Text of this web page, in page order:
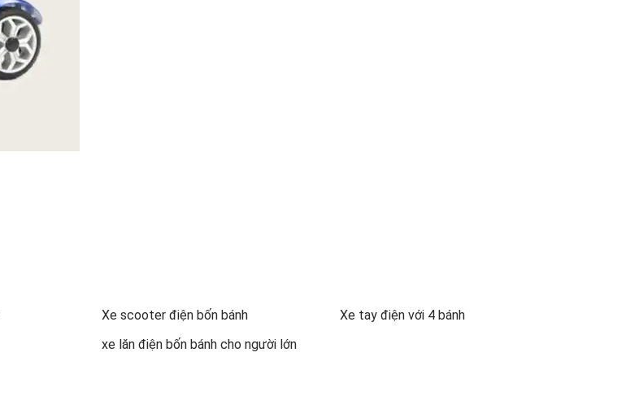
Xe scooter điện bốn bánh
Xe tay điện với 4 bánh
xe lăn điện bốn bánh cho người lớn